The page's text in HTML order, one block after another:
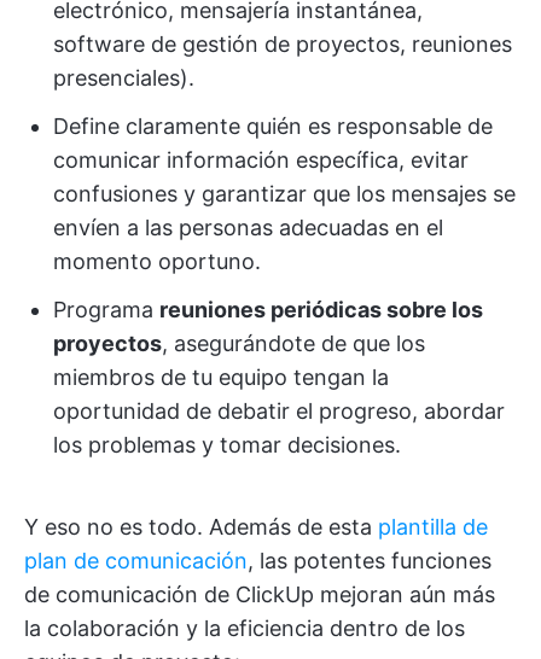
electrónico, mensajería instantánea,
software de gestión de proyectos, reuniones
presenciales).
Define claramente quién es responsable de
comunicar información específica, evitar
confusiones y garantizar que los mensajes se
envíen a las personas adecuadas en el
momento oportuno.
Programa reuniones periódicas sobre los
proyectos, asegurándote de que los
miembros de tu equipo tengan la
oportunidad de debatir el progreso, abordar
los problemas y tomar decisiones.
Y eso no es todo. Además de esta plantilla de
plan de comunicación, las potentes funciones
de comunicación de ClickUp mejoran aún más
la colaboración y la eficiencia dentro de los